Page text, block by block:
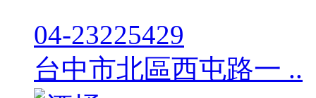
04-23225429
台中市北區西屯路一 ..